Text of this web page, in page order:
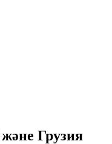
Грузия